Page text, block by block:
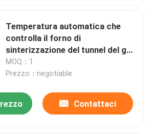
Temperatura automatica che
controlla il forno di
sinterizzazione del tunnel del gas
naturale dei materiali refrattari
MOQ：1
Prezzo：negotiable
Contattaci